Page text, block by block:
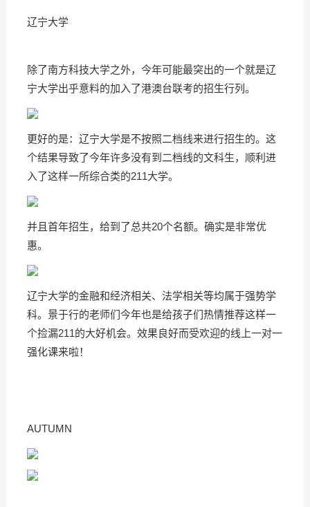
辽宁大学
除了南方科技大学之外，今年可能最突出的一个就是辽
宁大学出乎意料的加入了港澳台联考的招生行列。
更好的是：辽宁大学是不按照二档线来进行招生的。这
个结果导致了今年许多没有到二档线的文科生，顺利进
入了这样一所综合类的211大学。
并且首年招生，给到了总共20个名额。确实是非常优
惠。
辽宁大学的金融和经济相关、法学相关等均属于强势学
科。景于行的老师们今年也是给孩子们热情推荐这样一
个捡漏211的大好机会。效果良好而受欢迎的线上一对一
强化课来啦！
AUTUMN